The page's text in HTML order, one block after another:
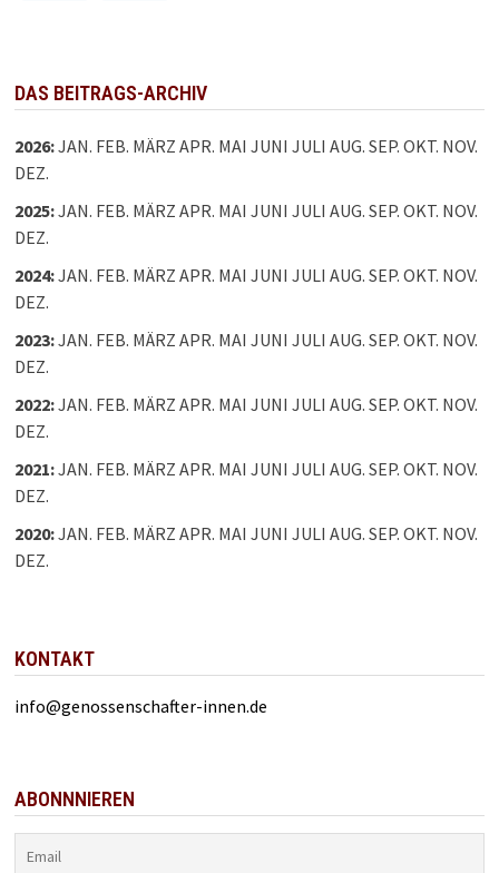
DAS BEITRAGS-ARCHIV
2026:JAN. FEB. MÄRZ APR. MAI JUNI JULI AUG. SEP. OKT. NOV.
DEZ.
2025:JAN. FEB. MÄRZ APR. MAI JUNI JULI AUG. SEP. OKT. NOV.
DEZ.
2024:JAN. FEB. MÄRZ APR. MAI JUNI JULI AUG. SEP. OKT. NOV.
DEZ.
2023:JAN. FEB. MÄRZ APR. MAI JUNI JULI AUG. SEP. OKT. NOV.
DEZ.
2022:JAN. FEB. MÄRZ APR. MAI JUNI JULI AUG. SEP. OKT. NOV.
DEZ.
2021:JAN. FEB. MÄRZ APR. MAI JUNI JULI AUG. SEP. OKT. NOV.
DEZ.
2020:JAN. FEB. MÄRZ APR. MAI JUNI JULI AUG. SEP. OKT. NOV.
DEZ.
KONTAKT
info@genossenschafter-innen.de
ABONNNIEREN